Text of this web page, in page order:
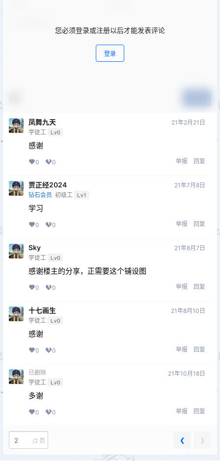
您必须登录或注册以后才能发表评论
登录
凤舞九天
学徒工 Lv0
21年2月21日
感谢
0 0 举报 回复
贾正经2024
钻石会员 初级工 Lv1
21年7月8日
学习
0 0 举报 回复
Sky
学徒工 Lv0
21年8月7日
感谢楼主的分享，正需要这个铺设图
0 0 举报 回复
十七画生
学徒工 Lv0
21年8月10日
感谢
0 0 举报 回复
已删除
学徒工 Lv0
21年10月18日
多谢
0 0 举报 回复
/2 页 ❮ ❯